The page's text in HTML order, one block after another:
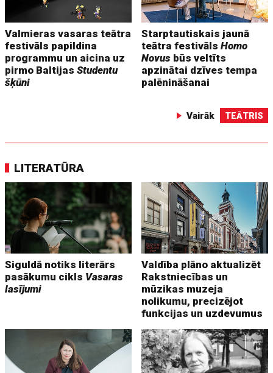
Valmieras vasaras teātra
festivāls papildina
programmu un aicina uz
pirmo BaltijasStudentu
šķūni
Starptautiskais jaunā
teātra festivālsHomo
Novus būs veltīts
apzinātai dzīves tempa
palēnināšanai
Vairāk TEĀTRIS
LITERATŪRA
Siguldā notiks literārs
pasākumu cikls Vasaras
lasījumi
Valdība plāno aktualizēt
Rakstniecības un
mūzikas muzeja
nolikumu, precizējot
funkcijas un uzdevumus